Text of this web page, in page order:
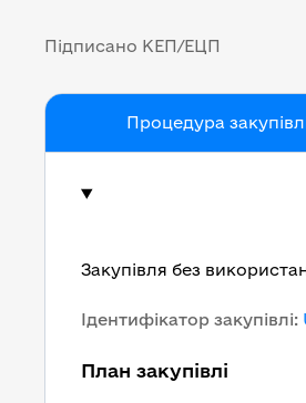
Підписано КЕП/ЕЦП
Процедура
Закупівля без
Ідентифікатор закупівлі:
План закупівлі